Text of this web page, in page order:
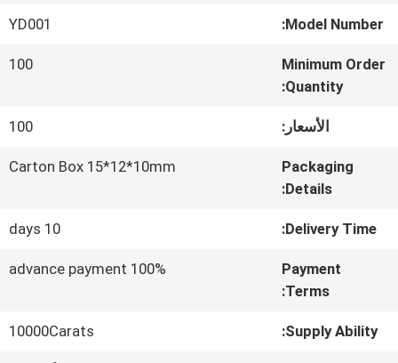
جولة
في
المعمل
مراقبة
الجودة
Model Number:
YD001
Minimum Order
Quantity:
100
الأسعار: 100
Packaging
Details:
Carton Box 15*12*10mm
Delivery Time:
10 days
Payment
Terms:
100% advance payment
Supply Ability:
10000Carats